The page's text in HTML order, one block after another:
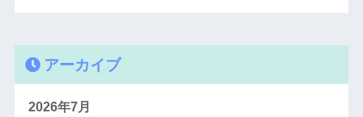
アーカイブ
2026年7月